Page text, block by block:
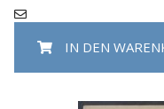
IN DEN